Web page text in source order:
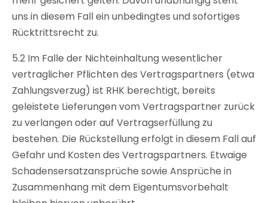
uns in diesem Fall ein unbedingtes und sofortiges
Rücktrittsrecht zu.
5.2 Im Falle der Nichteinhaltung wesentlicher
vertraglicher Pflichten des Vertragspartners (etwa
Zahlungsverzug) ist RHK berechtigt, bereits
geleistete Lieferungen vom Vertragspartner zurück
zu verlangen oder auf Vertragserfüllung zu
bestehen. Die Rückstellung erfolgt in diesem Fall auf
Gefahr und Kosten des Vertragspartners. Etwaige
Schadensersatzansprüche sowie Ansprüche in
Zusammenhang mit dem Eigentumsvorbehalt